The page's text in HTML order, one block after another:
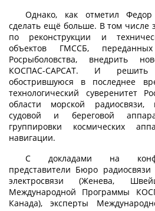
Однако, как отметил
сделать ещё больше. В том числе
по реконструкции и
объектов ГМССБ,
Росрыболовства, внедрить
КОСПАС-САРСАТ. И решить
обострившуюся в последнее
технологический суверенитет
области морской радиосвязи,
судовой и береговой
группировки космических
навигации.
С докладами на
представители Бюро
электросвязи (Женева,
Международной Программы
Канада), эксперты